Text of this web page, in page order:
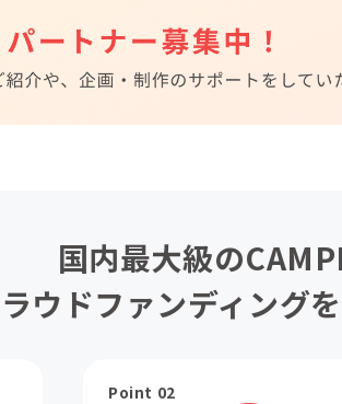
国内最大級の
ウドファンディング
Point 02